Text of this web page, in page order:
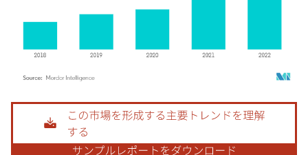
画像 © Mordor Intelligence。再利用にはCC BY 4.0の表示が必要です。